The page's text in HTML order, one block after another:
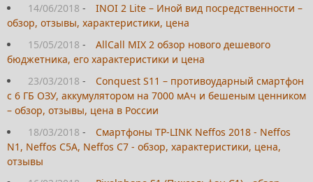
14/06/2018 -
INOI 2 Lite – Иной вид посредственности –
обзор, отзывы, характеристики, цена
15/05/2018 -
AllCall MIX 2 обзор нового дешевого
бюджетника, его характеристики и цена
23/03/2018 -
Conquest S11 – противоударный смартфон
с 6 ГБ ОЗУ, аккумулятором на 7000 мАч и бешеным ценником
– обзор, отзывы, цена в России
18/03/2018 -
Смартфоны TP-LINK Neffos 2018 - Neffos
N1, Neffos C5A, Neffos C7 - обзор, характеристики, цена,
отзывы